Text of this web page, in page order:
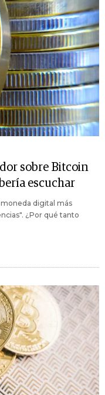
sobre Bitcoin
escuchar
digital más
¿Por qué tanto